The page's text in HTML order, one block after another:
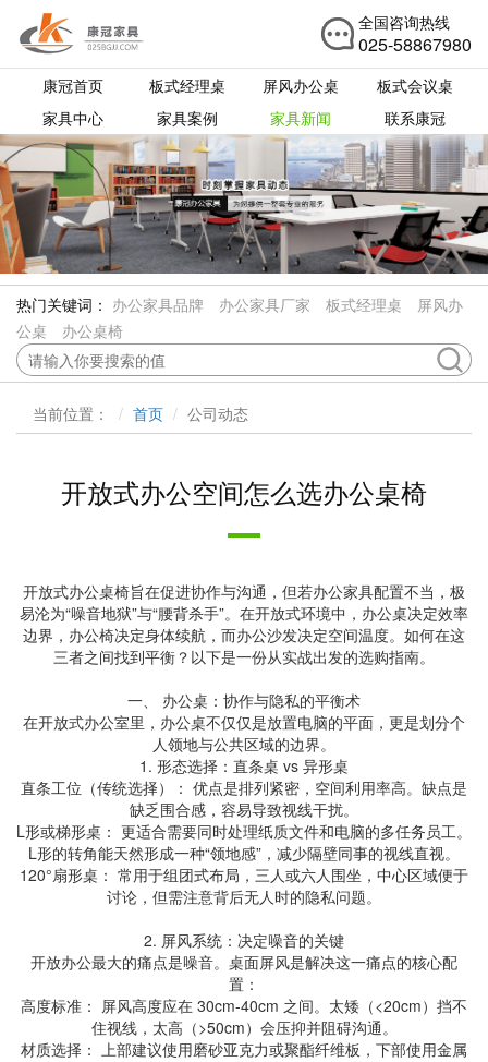
全国咨询热线
025-58867980
康冠首页 板式经理桌 屏风办公桌
板式会议桌
家具中心
家具案例 家具新闻 联系康冠
热门关键词： 办公家具品牌 办公家具厂家 板式经理桌
屏风办
公桌
办公桌椅
当前位置： 首页 公司动态
开放式办公空间怎么选办公桌椅
开放式办公桌椅旨在促进协作与沟通，但若办公家具配置不当，极
易沦为“噪音地狱”与“腰背杀手”。在开放式环境中，办公桌决定效率
边界，办公椅决定身体续航，而办公沙发决定空间温度。如何在这
三者之间找到平衡？以下是一份从实战出发的选购指南。
一、 办公桌：协作与隐私的平衡术
在开放式办公室里，办公桌不仅仅是放置电脑的平面，更是划分个
人领地与公共区域的边界。
1. 形态选择：直条桌 vs 异形桌
直条工位（传统选择）： 优点是排列紧密，空间利用率高。缺点是
缺乏围合感，容易导致视线干扰。
L形或梯形桌： 更适合需要同时处理纸质文件和电脑的多任务员工。
L形的转角能天然形成一种“领地感”，减少隔壁同事的视线直视。
120°扇形桌： 常用于组团式布局，三人或六人围坐，中心区域便于
讨论，但需注意背后无人时的隐私问题。
2. 屏风系统：决定噪音的关键
开放办公最大的痛点是噪音。桌面屏风是解决这一痛点的核心配
置：
高度标准： 屏风高度应在 30cm-40cm 之间。太矮（<20cm）挡不
住视线，太高（>50cm）会压抑并阻碍沟通。
材质选择： 上部建议使用磨砂亚克力或聚酯纤维板，下部使用金属